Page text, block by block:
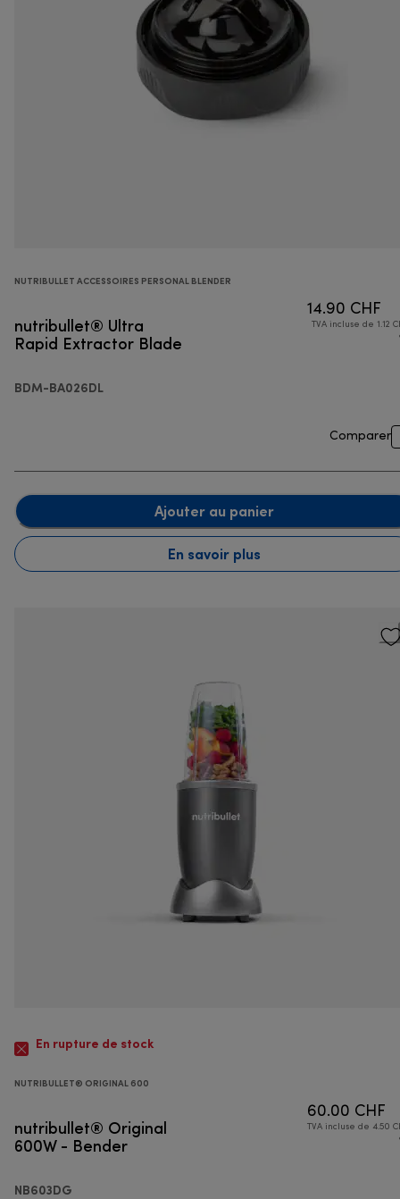
NUTRIBULLET ACCESSOIRES PERSONAL BLENDER
nutribullet® Ultra
Rapid Extractor Blade
BDM-BA026DL
14.90 CHF
TVA incluse de 1.12
Comparer
Ajouter au panier
En savoir plus
En rupture de stock
NUTRIBULLET® ORIGINAL 600
nutribullet® Original
600W - Bender
NB603DG
60.00 CHF
TVA incluse de 4.50